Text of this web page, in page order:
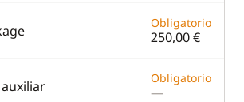
Obligatorio
250,00 €
Obligatorio
—